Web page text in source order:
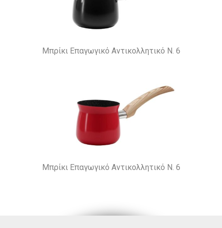
Μπρίκι Επαγωγικό Αντικολλητικό Ν. 6
Μπρίκι Επαγωγικό Αντικολλητικό Ν. 6